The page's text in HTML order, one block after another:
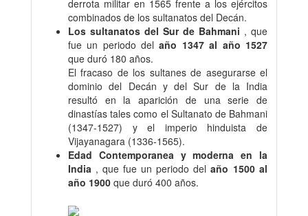
derrota militar en 1565 frente a los ejércitos
combinados de los sultanatos del Decán.
Los sultanatos del Sur de Bahmani , que
fue un periodo del año 1347 al año 1527
que duró 180 años.
El fracaso de los sultanes de asegurarse el
dominio del Decán y del Sur de la India
resultó en la aparición de una serie de
dinastías tales como el Sultanato de Bahmani
(1347-1527) y el imperio hinduista de
Vijayanagara (1336-1565).
Edad Contemporanea y moderna en la
India , que fue un periodo del año 1500 al
año 1900 que duró 400 años.